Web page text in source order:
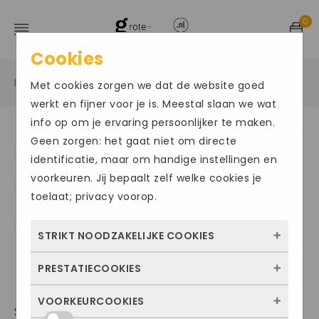
0
Home / Grote maten damesschoenen / Sandalen
SEMLER106
Cookies
Met cookies zorgen we dat de website goed
werkt en fijner voor je is. Meestal slaan we wat
info op om je ervaring persoonlijker te maken.
Geen zorgen: het gaat niet om directe
identificatie, maar om handige instellingen en
voorkeuren. Jij bepaalt zelf welke cookies je
toelaat; privacy voorop.
STRIKT NOODZAKELIJKE COOKIES
Deze cookies zorgen ervoor dat de website
kunnen niet worden uitgezet. Meestal
PRESTATIECOOKIES
Met deze cookies zien we hoe vaak onze
VOORKEURCOOKIES